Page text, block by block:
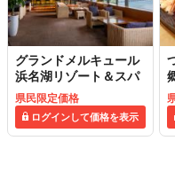
グランドメルキュール
浜名湖リゾート＆スパ
県民限定価格
ログインして価格を表示